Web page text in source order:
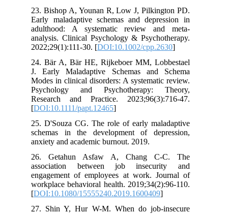
23. Bishop A, Younan R, Low J, Pilkington PD.
Early maladaptive schemas and depression in
adulthood: A systematic review and meta‐
analysis. Clinical Psychology & Psychotherapy.
2022;29(1):111-30. [DOI:10.1002/cpp.2630
24. Bär A, Bär HE, Rijkeboer MM, Lobbestael
J. Early Maladaptive Schemas and Schema
Modes in clinical disorders: A systematic review.
Psychology and Psychotherapy: Theory,
Research and Practice. 2023;96(3):716-47.
[DOI:10.1111/papt.12465
25. D'Souza CG. The role of early maladaptive
schemas in the development of depression,
anxiety and academic burnout. 2019.
26. Getahun Asfaw A, Chang C-C. The
association between job insecurity and
engagement of employees at work. Journal of
workplace behavioral health. 2019;34(2):96-110.
[DOI:10.1080/15555240.2019.1600409
27. Shin Y, Hur W-M. When do job-insecure